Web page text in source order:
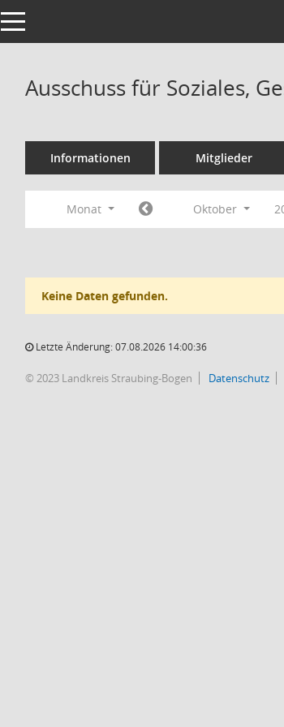
Toggle navigation
Ausschuss für Soziales,
Informationen Mitglieder
Monat Oktober
Keine Daten gefunden.
Letzte Änderung: 07.08.2026 14:00:36
© 2023 Landkreis Straubing-Bogen Datenschutz